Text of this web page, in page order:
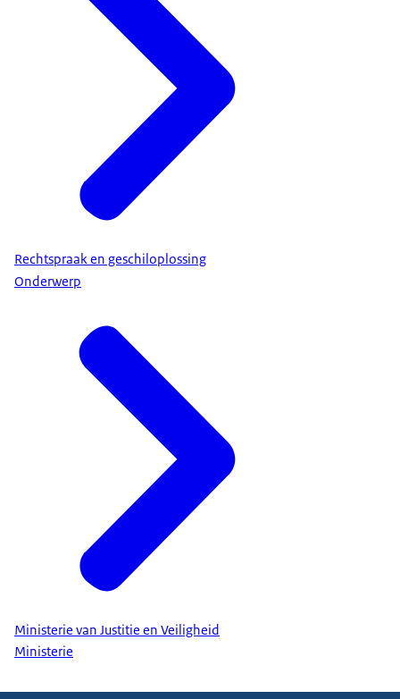
Rechtspraak en geschiloplossing
Onderwerp
Ministerie van Justitie en Veiligheid
Ministerie